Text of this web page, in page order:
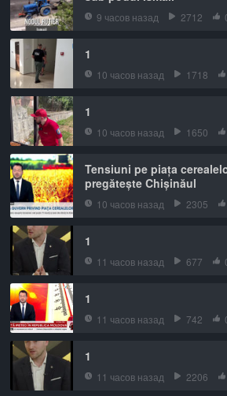
9 часов назад 2712
1
10 часов назад 1718
1
10 часов назад 1650
Tensiuni pe piața
pregătește Chișinăul
10 часов назад 2305
1
11 часов назад 677
1
11 часов назад 742
1
11 часов назад 2206